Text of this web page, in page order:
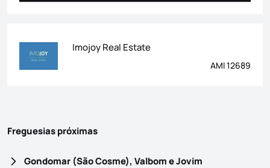
Imojoy Real Estate
AMI 12689
Freguesias próximas
Gondomar (São Cosme), Valbom e Jovim